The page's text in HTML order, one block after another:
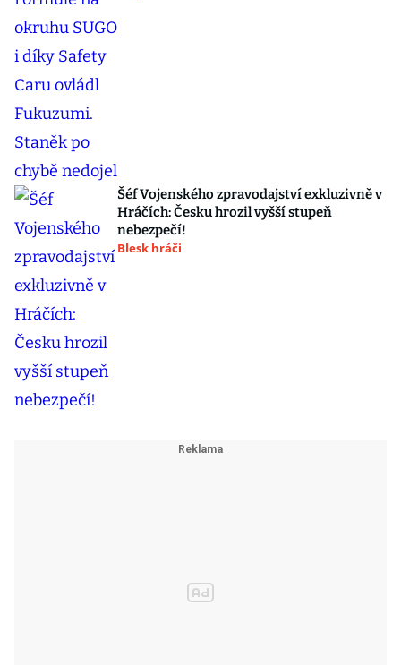
Šéf Vojenského zpravodajství exkluzivně v
Hráčích: Česku hrozil vyšší stupeň
nebezpečí!
Blesk hráči